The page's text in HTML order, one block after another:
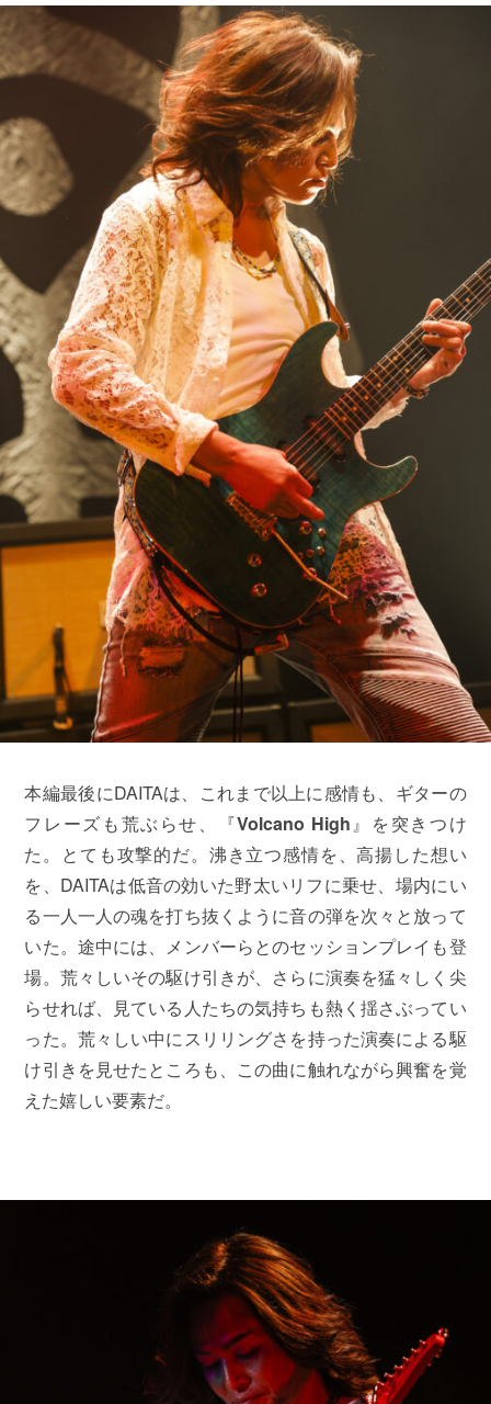
本編最後にDAITAは、これまで以上に感情も、ギターの
フレーズも荒ぶらせ、『Volcano High』を突きつけ
た。とても攻撃的だ。沸き立つ感情を、高揚した想い
を、DAITAは低音の効いた野太いリフに乗せ、場内にい
る一人一人の魂を打ち抜くように音の弾を次々と放って
いた。途中には、メンバーらとのセッションプレイも登
場。荒々しいその駆け引きが、さらに演奏を猛々しく尖
らせれば、見ている人たちの気持ちも熱く揺さぶってい
った。荒々しい中にスリリングさを持った演奏による駆
け引きを見せたところも、この曲に触れながら興奮を覚
えた嬉しい要素だ。